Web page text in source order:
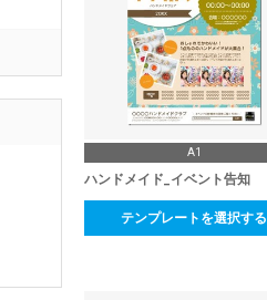
A1
ハンドメイド_イベント告知
テンプレートを選択する